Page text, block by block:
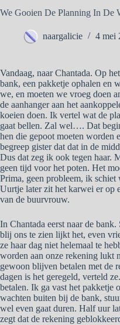
We Gooien De Planning In De
naargalicie 4 mei
Vandaag, naar Chantada. Op
bank, een pakketje ophalen en
we, en moeten we vroeg doen
de aanhanger aan het
koeien doen. Ik vertel wat de
gaat bellen. Zal wel…. Dat
hen die gepoot moeten worden
begreep gister dat dat in de
Dus dat zeg ik ook tegen haar.
geen tijd voor het poten. Het
Prima, geen probleem, ik
Uurtje later zit het karwei er op
van de buurvrouw.
In Chantada eerst naar de
blij ons te zien lijkt het, even
ze haar dag niet helemaal te
worden aan onze rekening lukt
gewoon blijven betalen met de
dagen is het geregeld, verteld
betalen. Ik ga vast het pakketje
wachten buiten bij de bank,
wel even gaat duren. Half uur
zegt dat de rekening